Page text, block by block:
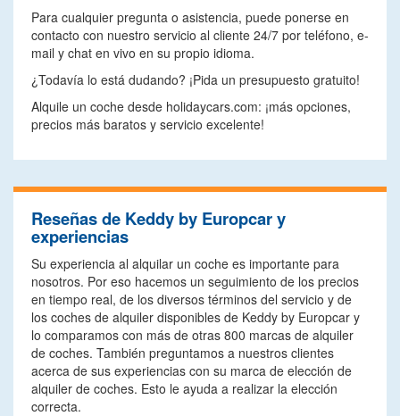
Para cualquier pregunta o asistencia, puede ponerse en
contacto con nuestro servicio al cliente 24/7 por teléfono, e-
mail y chat en vivo en su propio idioma.
¿Todavía lo está dudando? ¡Pida un presupuesto gratuito!
Alquile un coche desde holidaycars.com: ¡más opciones,
precios más baratos y servicio excelente!
Reseñas de Keddy by Europcar y
experiencias
Su experiencia al alquilar un coche es importante para
nosotros. Por eso hacemos un seguimiento de los precios
en tiempo real, de los diversos términos del servicio y de
los coches de alquiler disponibles de Keddy by Europcar y
lo comparamos con más de otras 800 marcas de alquiler
de coches. También preguntamos a nuestros clientes
acerca de sus experiencias con su marca de elección de
alquiler de coches. Esto le ayuda a realizar la elección
correcta.